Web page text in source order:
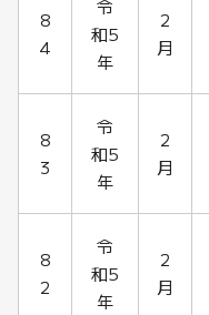
8
4
令
和5
年
2
月
8
3
令
和5
年
2
月
8
2
令
和5
年
2
月